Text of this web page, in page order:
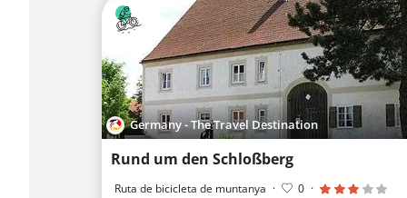
Germany - The Travel Destination
Rund um den Schloßberg
Ruta de bicicleta de muntanya · 0 ·